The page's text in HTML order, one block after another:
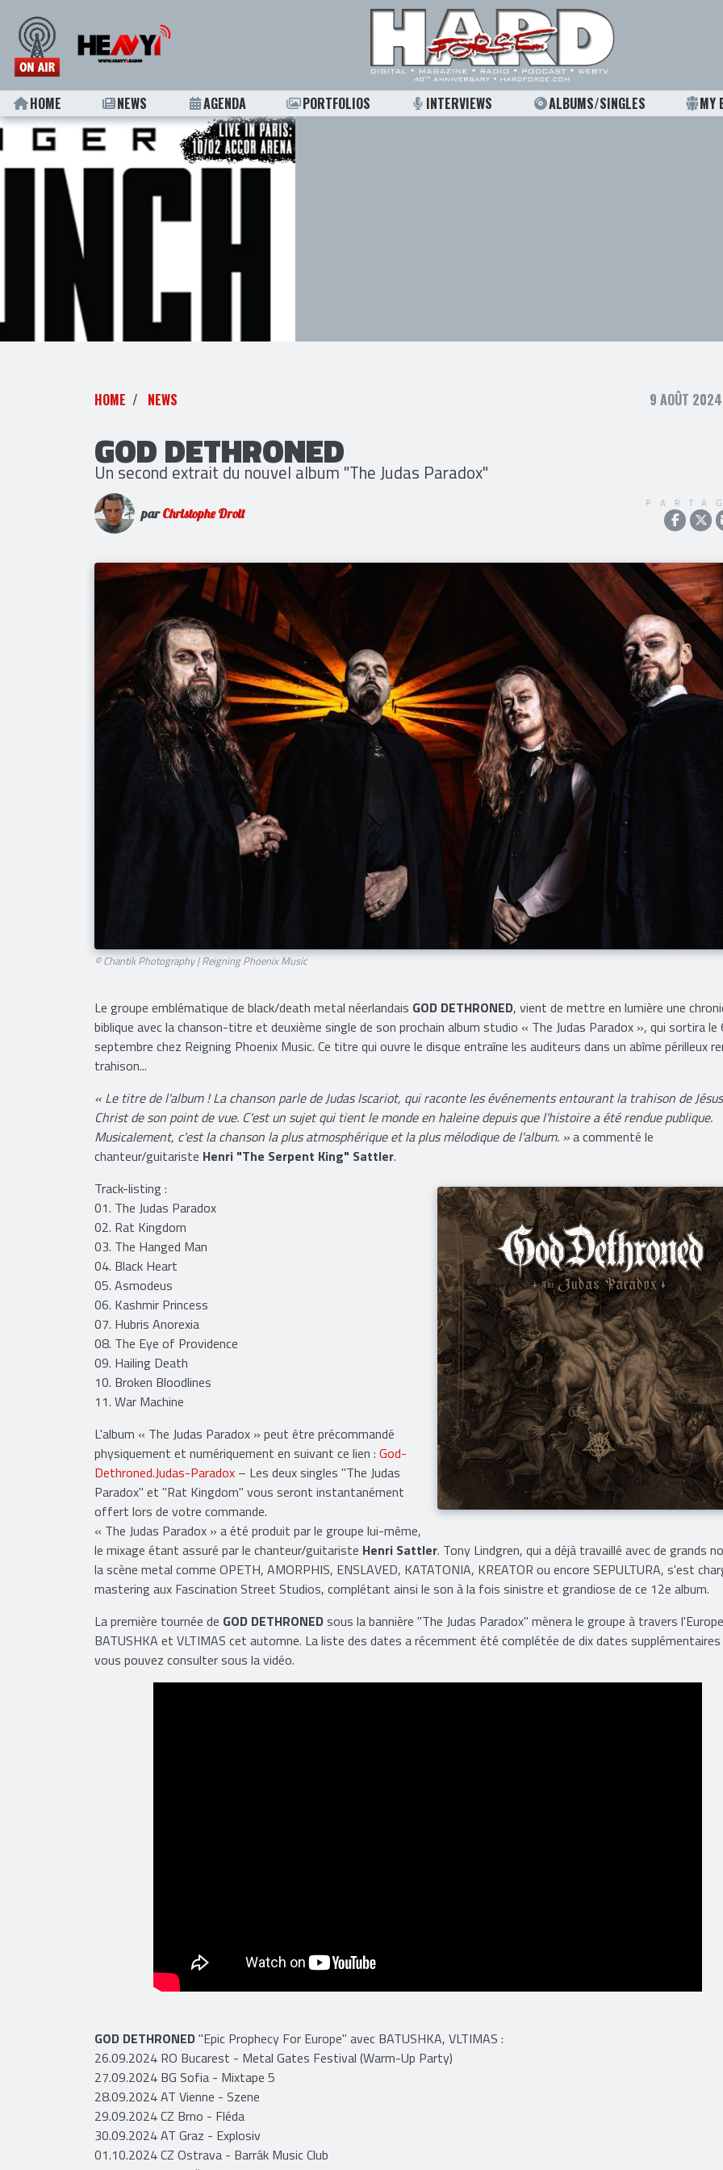
HOME NEWS AGENDA PORTFOLIOS INTERVIEWS ALBUMS/SINGLES MY
HOME NEWS 9 AOÛT
GOD DETHRONED
Un second extrait du nouvel album "The Judas Paradox"
parChristophe Droit
© Chantik Photography | Reigning Phoenix Music
Le groupe emblématique de black/death metal néerlandais GOD DETHRONED, vient de mettre en lumière une
biblique avec la chanson-titre et deuxième single de son prochain album studio « The Judas Paradox », qui sortira le
septembre chez Reigning Phoenix Music. Ce titre qui ouvre le disque entraîne les auditeurs dans un abîme périlleux
trahison...
« Le titre de l'album ! La chanson parle de Judas Iscariot, qui raconte les événements entourant la trahison de
Christ de son point de vue. C'est un sujet qui tient le monde en haleine depuis que l'histoire a été rendue publique.
Musicalement, c'est la chanson la plus atmosphérique et la plus mélodique de l'album. »a commenté le
chanteur/guitariste Henri "The Serpent King" Sattler.
Track-listing :
01. The Judas Paradox
02. Rat Kingdom
03. The Hanged Man
04. Black Heart
05. Asmodeus
06. Kashmir Princess
07. Hubris Anorexia
08. The Eye of Providence
09. Hailing Death
10. Broken Bloodlines
11. War Machine
L'album « The Judas Paradox » peut être précommandé
physiquement et numériquement en suivant ce lien : God-
Dethroned.Judas-Paradox – Les deux singles ''The Judas
Paradox'' et ''Rat Kingdom'' vous seront instantanément
offert lors de votre commande.
« The Judas Paradox » a été produit par le groupe lui-même,
le mixage étant assuré par le chanteur/guitariste Henri Sattler. Tony Lindgren, qui a déjà travaillé avec de grands
la scène metal comme OPETH, AMORPHIS, ENSLAVED, KATATONIA, KREATOR ou encore SEPULTURA, s'est
mastering aux Fascination Street Studios, complétant ainsi le son à la fois sinistre et grandiose de ce 12e album.
La première tournée de GOD DETHRONEDsous la bannière "The Judas Paradox" mènera le groupe à travers
BATUSHKA et VLTIMAS cet automne. La liste des dates a récemment été complétée de dix dates
vous pouvez consulter sous la vidéo.
​GOD DETHRONED"Epic Prophecy For Europe" avec BATUSHKA, VLTIMAS :
26.09.2024 RO Bucarest - Metal Gates Festival (Warm-Up Party)
27.09.2024 BG Sofia - Mixtape 5
28.09.2024 AT Vienne - Szene
29.09.2024 CZ Brno - Fléda
30.09.2024 AT Graz - Explosiv
01.10.2024 CZ Ostrava - Barrák Music Club